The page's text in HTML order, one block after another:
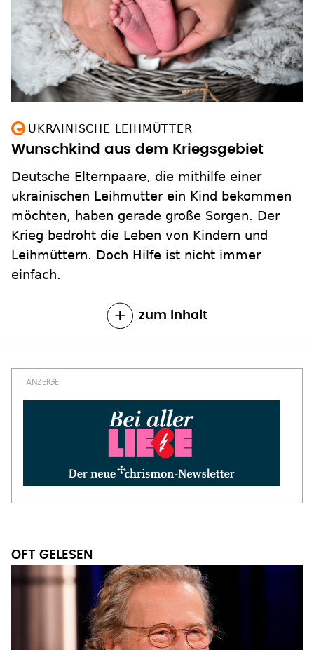
UKRAINISCHE LEIHMÜTTER
Wunschkind aus dem Kriegsgebiet
Deutsche Elternpaare, die mithilfe einer
ukrainischen Leihmutter ein Kind bekommen
möchten, haben gerade große Sorgen. Der
Krieg bedroht die Leben von Kindern und
Leihmüttern. Doch Hilfe ist nicht immer
einfach.
zum Inhalt
OFT GELESEN